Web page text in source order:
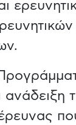
ανάδειξη